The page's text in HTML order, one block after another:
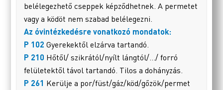
belélegezhető cseppek képződhetnek. A permetet
vagy a ködöt nem szabad belélegezni.
Az óvintézkedésre vonatkozó mondatok:
P 102 Gyerekektől elzárva tartandó.
P 210 Hőtől/ szikrától/nyílt lángtól/…/ forró
felületektől távol tartandó. Tilos a dohányzás.
P 261 Kerülje a por/füst/gáz/köd/gőzök/permet